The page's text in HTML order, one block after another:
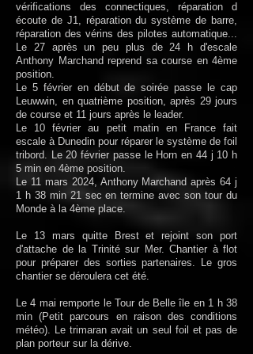
vérifications des connectiques, réparation d
écoute de J1, réparation du système de barre,
réparation des vérins des pilotes automatique...
Le 27 après un peu plus de 24 h d'escale
Anthony Marchand reprend sa course en 4ème
position.
Le 5 février en début de soirée passe le cap
Leuwwin, en quatrième position, après 29 jours
de course et 11 jours après le leader.
Le 10 février au petit matin en France fait
escale à Dunedin pour réparer le système de foil
tribord. Le 20 février passe le Horn en 44 j 10 h
5 min en 4ème position.
Le 11 mars 2024, Anthony Marchand après 64 j
1 h 38 min 21 sec en termine avec son tour du
Monde à la 4ème place.
Le 13 mars quitte Brest et rejoint son port
d'attache de la Trinité sur Mer. Chantier à flot
pour préparer des sorties partenaires. Le gros
chantier se déroulera cet été.
Le 4 mai remporte le Tour de Belle île en 1 h 38
min (Petit parcours en raison des conditions
météo). Le trimaran avait un seul foil et pas de
plan porteur sur la dérive.